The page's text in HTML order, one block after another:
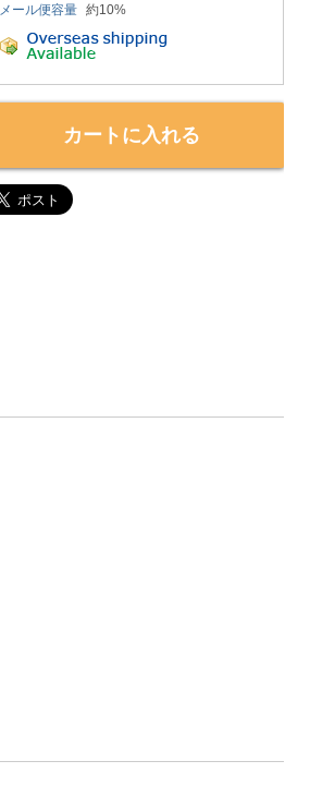
メール便容量 約10%
カートに入れる